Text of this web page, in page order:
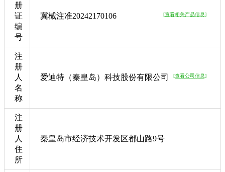
册
证
编
号
冀械注准20242170106 [查看相关产品信息]
注
册
人
名
称
爱迪特（秦皇岛）科技股份有限公司 [查看公司信息]
注
册
人
住
所
秦皇岛市经济技术开发区都山路9号